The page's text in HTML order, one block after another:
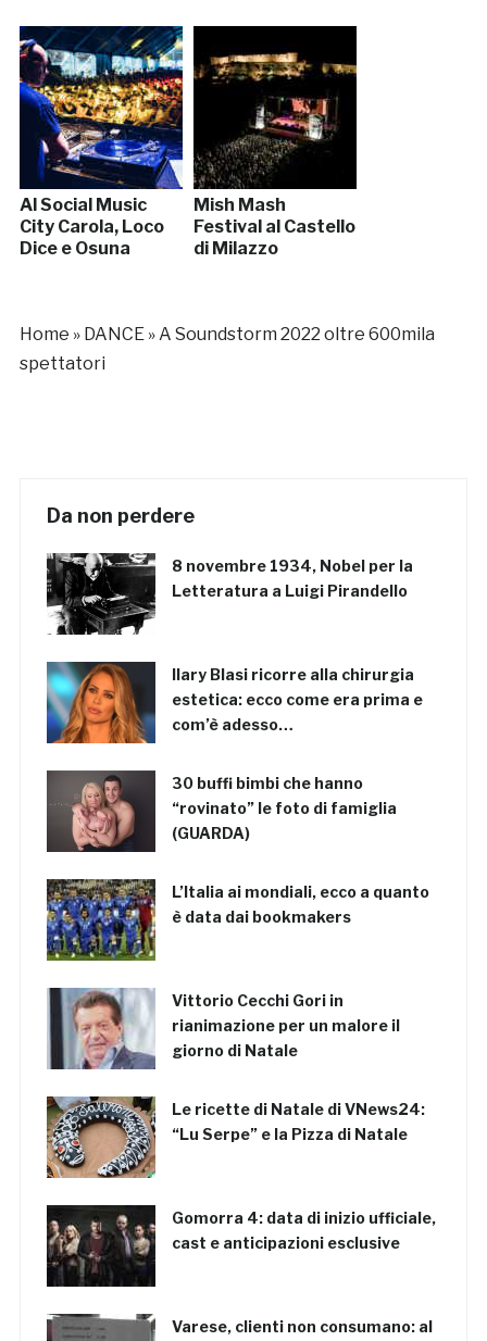
Al Social Music
City Carola, Loco
Dice e Osuna
Mish Mash
Festival al Castello
di Milazzo
Home » DANCE»A Soundstorm 2022 oltre 600mila
spettatori
Da non perdere
8 novembre 1934, Nobel per la
Letteratura a Luigi Pirandello
Ilary Blasi ricorre alla chirurgia
estetica: ecco come era prima e
com’è adesso…
30 buffi bimbi che hanno
“rovinato” le foto di famiglia
(GUARDA)
L’Italia ai mondiali, ecco a quanto
è data dai bookmakers
Vittorio Cecchi Gori in
rianimazione per un malore il
giorno di Natale
Le ricette di Natale di VNews24:
“Lu Serpe” e la Pizza di Natale
Gomorra 4: data di inizio ufficiale,
cast e anticipazioni esclusive
Varese, clienti non consumano: al